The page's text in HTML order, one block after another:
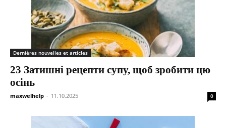
Dernières nouvelles et articles
23 Затишні рецепти супу, щоб зробити цю
осінь
maxwelhelp - 11.10.2025 0